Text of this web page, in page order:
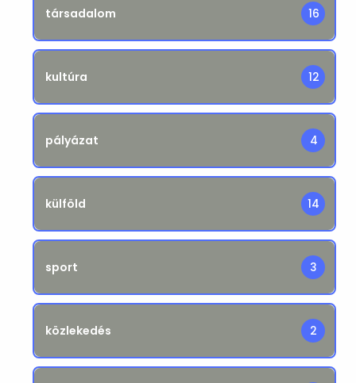
társadalom 16
kultúra 12
pályázat 4
külföld 14
sport 3
közlekedés 2